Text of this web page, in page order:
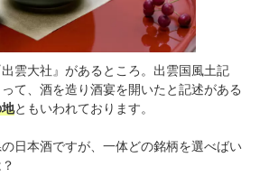
雲大社』があるところ。出雲国風土記
て、酒を造り酒宴を開いたと記述がある
ともいわれております。
日本酒ですが、一体どの銘柄を選べばい